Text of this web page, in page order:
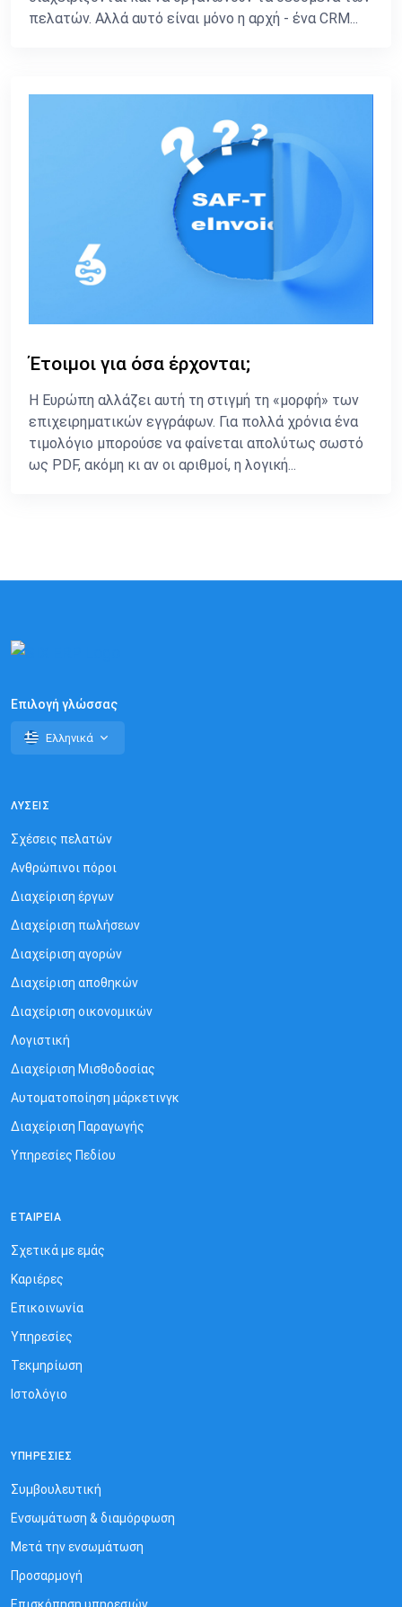
πελατών. Αλλά αυτό είναι μόνο η αρχή - ένα CRM...
Έτοιμοι για όσα έρχονται;
Η Ευρώπη αλλάζει αυτή τη στιγμή τη «μορφή» των
επιχειρηματικών εγγράφων. Για πολλά χρόνια ένα
τιμολόγιο μπορούσε να φαίνεται απολύτως σωστό
ως PDF, ακόμη κι αν οι αριθμοί, η λογική...
Επιλογή γλώσσας
Ελληνικά
ΛΎΣΕΙΣ
Σχέσεις πελατών
Ανθρώπινοι πόροι
Διαχείριση έργων
Διαχείριση πωλήσεων
Διαχείριση αγορών
Διαχείριση αποθηκών
Διαχείριση oικονομικών
Λογιστική
Διαχείριση Mισθοδοσίας
Αυτοματοποίηση μάρκετινγκ
Διαχείριση Παραγωγής
Υπηρεσίες Πεδίου
ΕΤΑΙΡΕΊΑ
Σχετικά με εμάς
Καριέρες
Επικοινωνία
Υπηρεσίες
Τεκμηρίωση
Ιστολόγιο
ΥΠΗΡΕΣΊΕΣ
Συμβουλευτική
Ενσωμάτωση & διαμόρφωση
Μετά την ενσωμάτωση
Προσαρμογή
Επισκόπηση υπηρεσιών